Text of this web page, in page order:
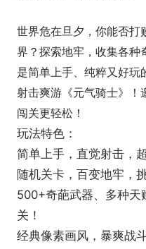
世界危在旦夕，你能否打
界？探索地牢，收集各种
是简单上手、纯粹又好
射击爽游《元气骑士》！
闯关更轻松！
玩法特色：
简单上手，直觉射击，
随机关卡，百变地牢，
500+奇葩武器、多种天
关！
经典像素画风，暴爽战